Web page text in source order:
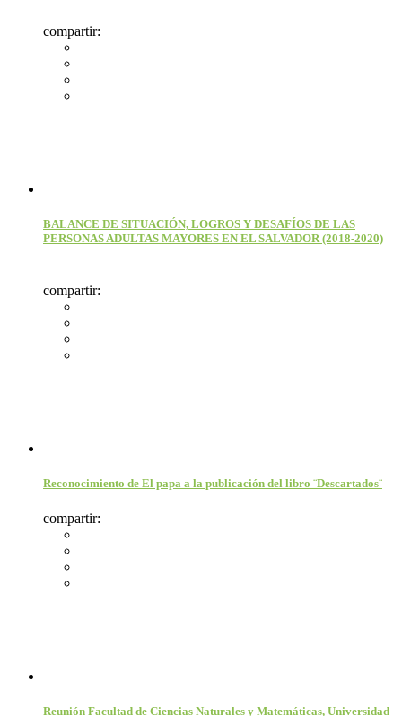
compartir:
BALANCE DE SITUACIÓN, LOGROS Y DESAFÍOS DE LAS
PERSONAS ADULTAS MAYORES EN EL SALVADOR (2018-2020)
compartir:
Reconocimiento de El papa a la publicación del libro ¨Descartados¨
compartir:
Reunión Facultad de Ciencias Naturales y Matemáticas, Universidad